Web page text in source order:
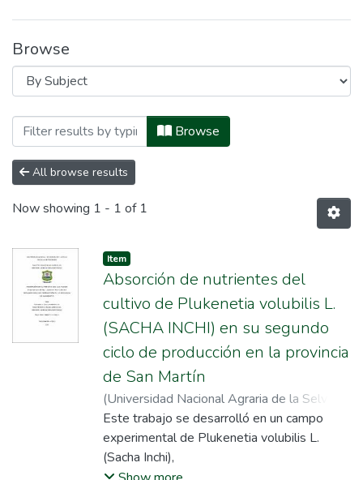
Browse
Browsing Posgrado by Subject
Browse
All browse results
Now showing 1 - 1 of 1
Item
Absorción de nutrientes del
cultivo de Plukenetia volubilis L.
(SACHA INCHI) en su segundo
ciclo de producción en la provincia
de San Martín
(Universidad Nacional Agraria de la Selva
2021)Pichis García, Roger Aban Hader
Zavala Solórzano, José Wilfredo
Este trabajo se desarrolló en un campo
experimental de Plukenetia volubilis L.
(Sacha Inchi),